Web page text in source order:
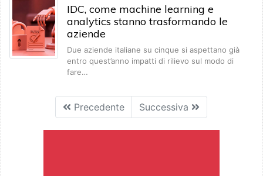
IDC, come machine learning e
analytics stanno trasformando le
aziende
Due aziende italiane su cinque si aspettano già
entro quest’anno impatti di rilievo sul modo di
fare…
Precedente Successiva